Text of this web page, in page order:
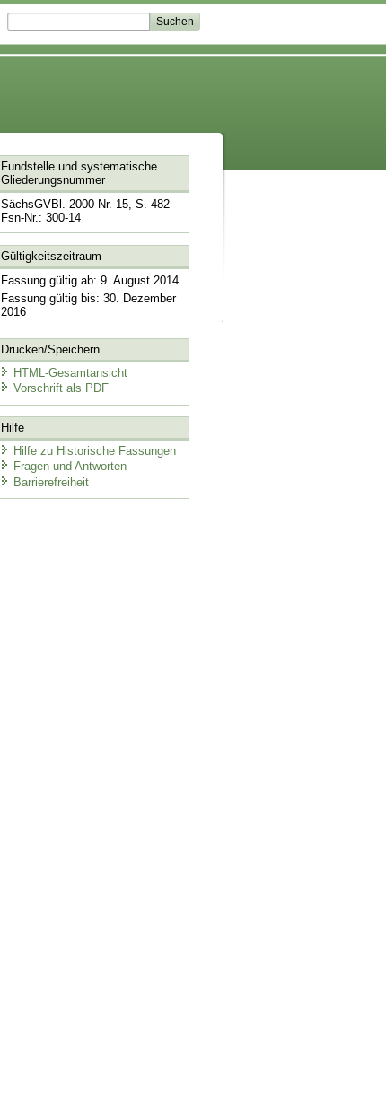
Fundstelle und systematische
Gliederungsnummer
SächsGVBl. 2000 Nr. 15, S. 482
Fsn-Nr.: 300-14
Gültigkeitszeitraum
Fassung gültig ab: 9. August 2014
Fassung gültig bis: 30. Dezember
2016
Drucken/Speichern
HTML-Gesamtansicht
Vorschrift als PDF
Hilfe
Hilfe zu Historische Fassungen
Fragen und Antworten
Barrierefreiheit